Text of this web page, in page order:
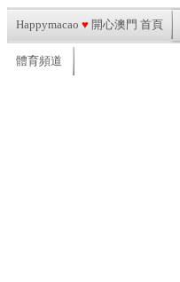
Happymacao ♥ 開心澳門 首頁
體育頻道